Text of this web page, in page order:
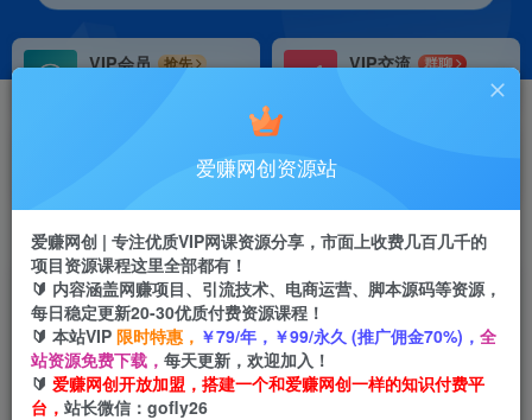
VIP会员
抢先
VIP交流
群聊
研究探讨更多创业项目路子。
会员专属推广链接
首页 创业课程 VIP免费 正文
快手游戏无人直播：一条龙的变现系统帮你无忧躺
赚 单价15元，一周赚了34万
爱赚网创
2年前发布
关注 私信
爱赚网创资源站
爱赚网创 | 专注优质VIP网课资源分享，市面上收费几百几千的
项目资源课程这里全部都有！
🔰 内容涵盖网赚项目、引流技术、电商运营、脚本源码等资源，
每日稳定更新20-30优质付费资源课程！
🔰 本站VIP 限时特惠， ￥79/年，￥99/永久 (推广佣金70%)， 全
站资源免费下载， 每天更新，欢迎加入！
🔰 爱赚网创开放加盟，搭建一个和爱赚网创一样的知识付费平
台， 站长微信：gofly26